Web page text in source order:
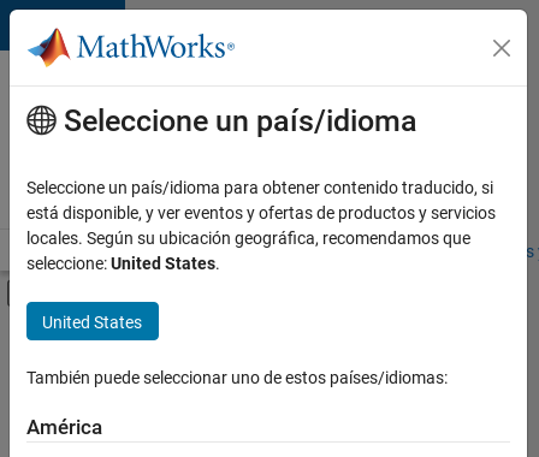
Saltar al contenido
Ofertas
de
empleo
MathWorks
Visión general Búsqueda de empleo Oficinas locales
Contenido principal
FILTRADO POR
Release Engineering
Seleccione un país/idioma
Seleccione un país/idioma para obtener contenido traducido, si
está disponible, y ver eventos y ofertas de productos y servicios
locales. Según su ubicación geográfica, recomendamos que
seleccione:United States.
United States
También puede seleccionar uno de estos países/idiomas:
América